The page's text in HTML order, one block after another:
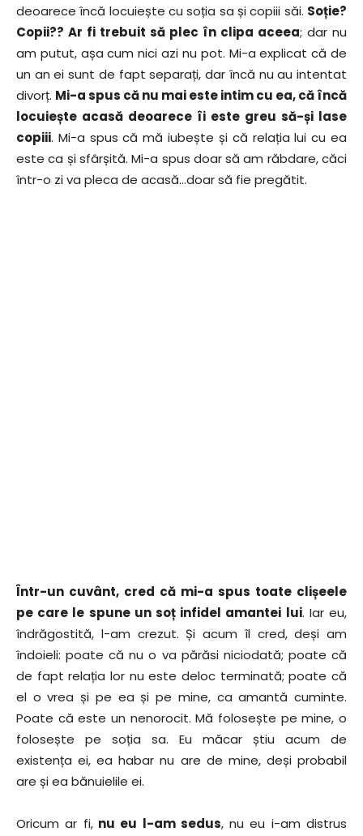
deoarece încă locuiește cu soția sa și copiii săi. Soție?
Copii?? Ar fi trebuit să plec în clipa aceea; dar nu
am putut, așa cum nici azi nu pot. Mi-a explicat că de
un an ei sunt de fapt separați, dar încă nu au intentat
divorț. Mi-a spus că nu mai este intim cu ea, că încă
locuiește acasă deoarece îi este greu să-și lase
copiii. Mi-a spus că mă iubește și că relația lui cu ea
este ca și sfârșită. Mi-a spus doar să am răbdare, căci
într-o zi va pleca de acasă…doar să fie pregătit.
Într-un cuvânt, cred că mi-a spus toate clișeele
pe care le spune un soț infidel amantei lui. Iar eu,
îndrăgostită, l-am crezut. Și acum îl cred, deși am
îndoieli: poate că nu o va părăsi niciodată; poate că
de fapt relația lor nu este deloc terminată; poate că
el o vrea și pe ea și pe mine, ca amantă cuminte.
Poate că este un nenorocit. Mă folosește pe mine, o
folosește pe soția sa. Eu măcar știu acum de
existența ei, ea habar nu are de mine, deși probabil
are și ea bănuielile ei.
Oricum ar fi,nu eu l-am sedus, nu eu i-am distrus